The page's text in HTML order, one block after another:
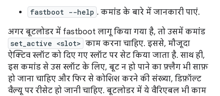
fastboot --help . कमांड के बारे में जानकारी पाएं.
अगर बूटलोडर में fastboot लागू किया गया है, तो उसमें कमांड
set_active <slot> काम करना चाहिए. इससे, मौजूदा
ऐक्टिव स्लॉट को दिए गए स्लॉट पर सेट किया जाता है. साथ ही,
इस कमांड से उस स्लॉट के लिए, बूट न हो पाने का फ़्लैग भी साफ़
हो जाना चाहिए और फिर से कोशिश करने की संख्या, डिफ़ॉल्ट
वैल्यू पर रीसेट हो जानी चाहिए. बूटलोडर में ये वैरिएबल भी काम